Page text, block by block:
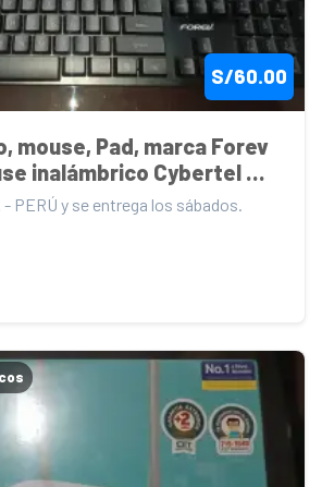
S/60.00
mouse, Pad, marca Forev
inalámbrico Cybertel
- PERÚ y se entrega los sábados.